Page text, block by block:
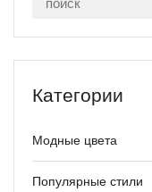
Категории
Модные цвета
Популярные стили